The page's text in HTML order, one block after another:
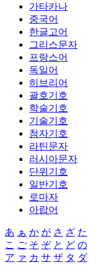
가타카나
중국어
한글고어
그리스문자
프랑스어
독일어
히브리어
괄호기호
학술기호
기술기호
첨자기호
라틴문자
러시아문자
단위기호
일반기호
로마자
아랍어
あ ぁ か が さ ざ た
こ ご そ ぞ と ど の
ア ァ カ サ ザ タ ダ